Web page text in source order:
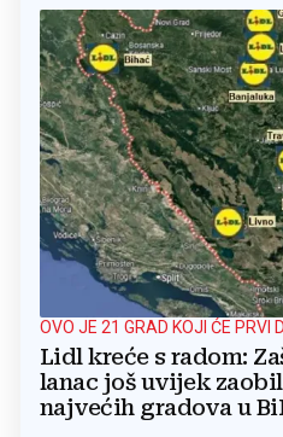
OVO JE 21 GRAD KOJI ĆE PRVI
Lidl kreće s radom:
lanac još uvijek
najvećih gradova u